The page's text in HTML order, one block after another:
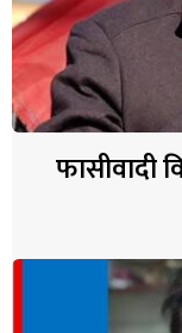
फासीवादी